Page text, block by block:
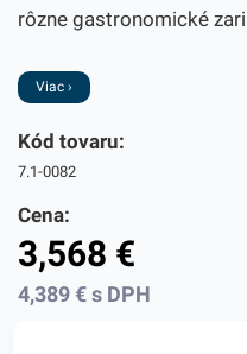
rôzne gastronomické
Viac ›
Kód tovaru:
7.1-0082
Cena:
3,568 €
4,389€ s DPH